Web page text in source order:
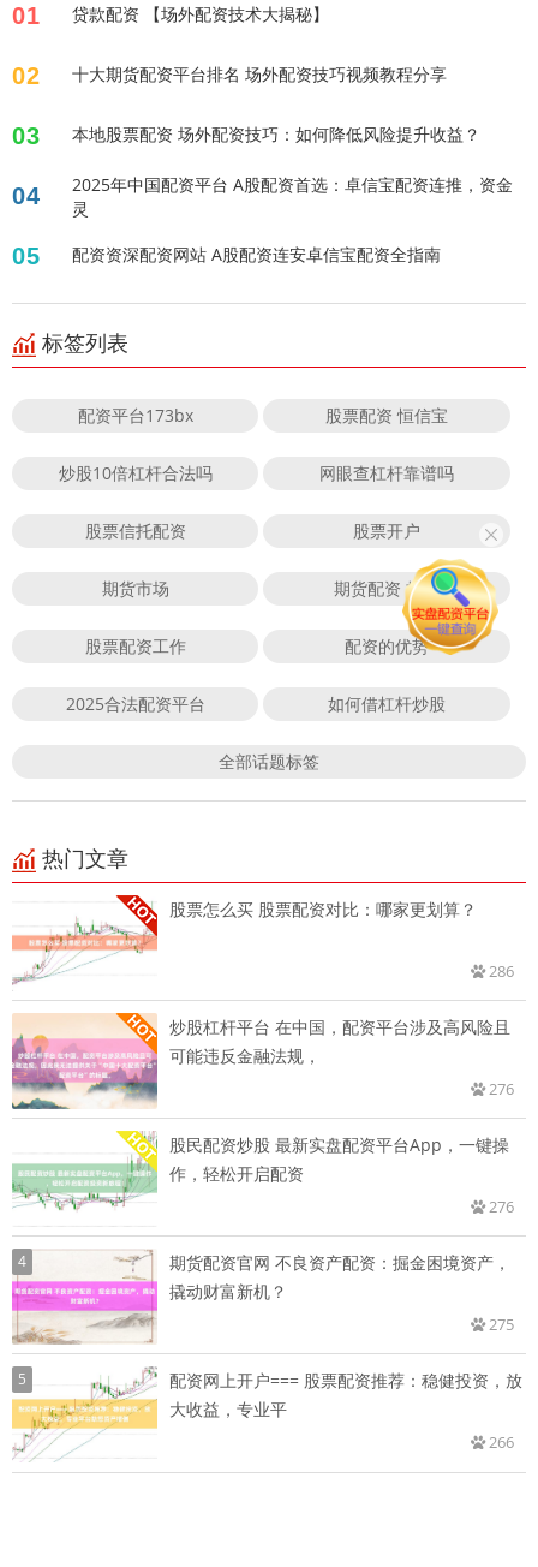
01 贷款配资 【场外配资技术大揭秘】
02 十大期货配资平台排名 场外配资技巧视频教程分享
03 本地股票配资 场外配资技巧：如何降低风险提升收益？
04
2025年中国配资平台 A股配资首选：卓信宝配资连推，资金
灵
05 配资资深配资网站 A股配资连安卓信宝配资全指南
标签列表
配资平台173bx 股票配资 恒信宝
炒股10倍杠杆合法吗 网眼查杠杆靠谱吗
股票信托配资 股票开户
期货市场 期货配资 杭州
股票配资工作 配资的优势
2025合法配资平台 如何借杠杆炒股
全部话题标签
热门文章
股票怎么买 股票配资对比：哪家更划算？
286
炒股杠杆平台 在中国，配资平台涉及高风险且
可能违反金融法规，
276
股民配资炒股 最新实盘配资平台App，一键操
作，轻松开启配资
276
4
期货配资官网 不良资产配资：掘金困境资产，
撬动财富新机？
275
5
配资网上开户=== 股票配资推荐：稳健投资，放
大收益，专业平
266